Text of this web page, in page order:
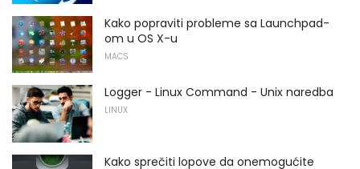
Kako popraviti probleme sa Launchpad-
om u OS X-u
MACS
Logger - Linux Command - Unix naredba
LINUX
Kako sprečiti lopove da onemogućite